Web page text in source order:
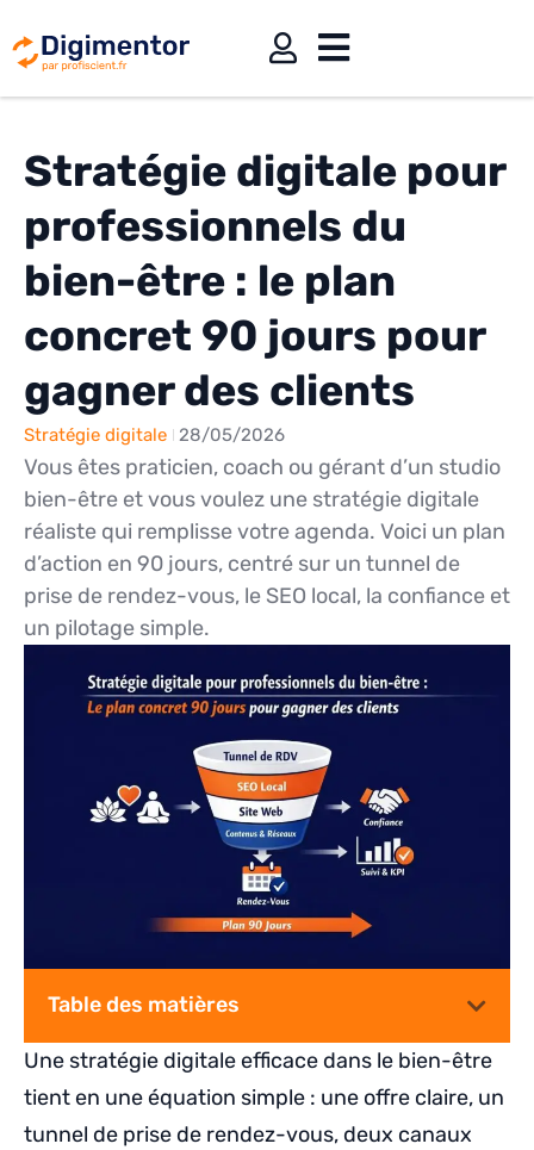
Stratégie digitale pour
professionnels du
bien-être : le plan
concret 90 jours pour
gagner des clients
Stratégie digitale 28/05/2026
Vous êtes praticien, coach ou gérant d’un studio
bien-être et vous voulez une stratégie digitale
réaliste qui remplisse votre agenda. Voici un plan
d’action en 90 jours, centré sur un tunnel de
prise de rendez-vous, le SEO local, la confiance et
un pilotage simple.
Table des matières
Une stratégie digitale efficace dans le bien-être
tient en une équation simple : une offre claire, un
tunnel de prise de rendez-vous, deux canaux